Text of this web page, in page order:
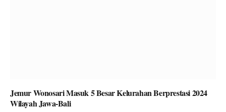
Jemur Wonosari Masuk 5 Besar Kelurahan Berprestasi 2024
Wilayah Jawa-Bali